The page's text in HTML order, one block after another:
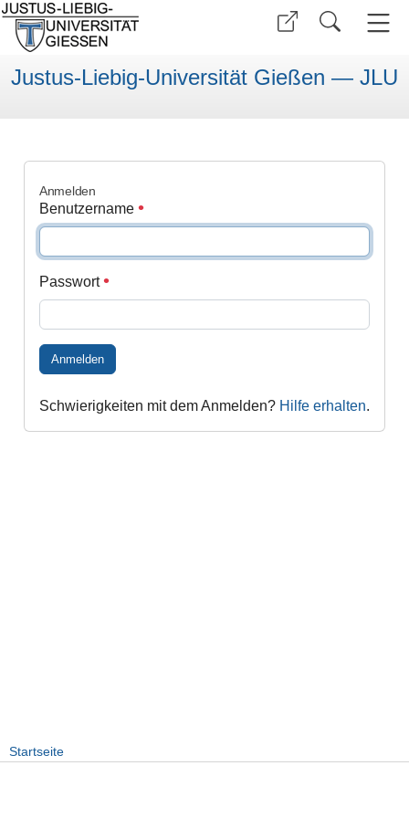
Justus-Liebig-Universität Gießen — JLU
Anmelden
Benutzername
Passwort
Anmelden
Schwierigkeiten mit dem Anmelden? Hilfe erhalten.
Startseite